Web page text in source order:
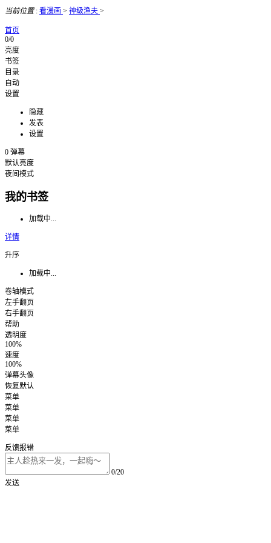
当前位置: 看漫画 > 神级渔夫 >
首页
0/0
亮度
书签
目录
自动
设置
隐藏
发表
设置
0 弹幕
默认亮度
夜间模式
我的书签
加载中...
详情
升序
加载中...
卷轴模式
左手翻页
右手翻页
帮助
透明度
100%
速度
100%
弹幕头像
恢复默认
菜单
菜单
菜单
菜单
反馈报错
0/20
发送